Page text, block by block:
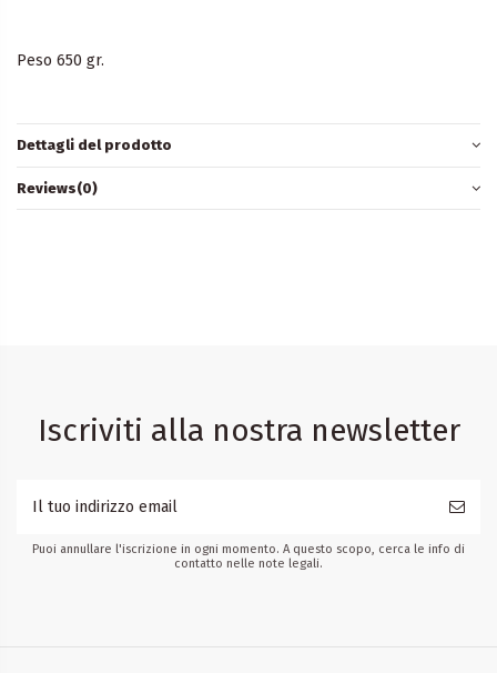
Peso 650 gr.
Dettagli del prodotto
Reviews(0)
Iscriviti alla nostra newsletter
Puoi annullare l'iscrizione in ogni momento. A questo scopo, cerca le info di
contatto nelle note legali.